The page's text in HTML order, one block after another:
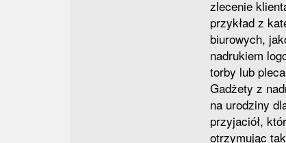
zlecenie
przykład z
biurowych,
nadrukiem
torby lub
Gadżety z
na urodziny
przyjaciół,
otrzymując